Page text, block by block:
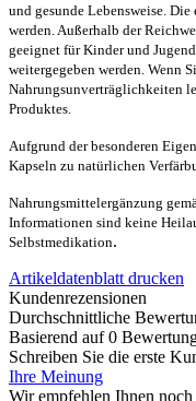
und gesunde Lebensweise.
werden. Außerhalb der
geeignet für Kinder und
weitergegeben werden. Wenn
Nahrungsunverträglichkeiten
Produktes.
Aufgrund der besonderen
Kapseln zu natürlichen
Nahrungsmittelergänzung
Informationen sind keine
Selbstmedikation.
Artikeldatenblatt drucken
Kundenrezensionen
Durchschnittliche
Basierend auf 0
Schreiben Sie die erste
Ihre Meinung
Wir empfehlen Ihnen